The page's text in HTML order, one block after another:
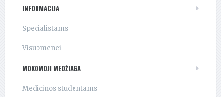
INFORMACIJA
Specialistams
Visuomenei
MOKOMOJI MEDŽIAGA
Medicinos studentams